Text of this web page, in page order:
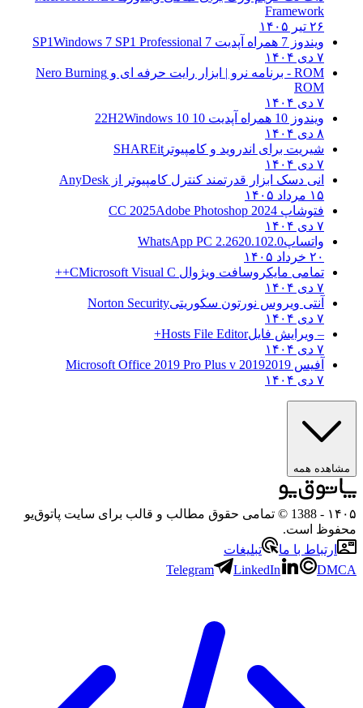
Framework
۲۶ تیر ۱۴۰۵
ویندوز 7 همراه آپدیت 7 SP1
Windows 7 SP1 Professional
۷ دی ۱۴۰۴
ROM - برنامه نرو | ابزار رایت حرفه ای و
Nero Burning
ROM
۷ دی ۱۴۰۴
ویندوز 10 همراه آپدیت 10 22H2
Windows 10
۸ دی ۱۴۰۴
شیریت برای اندروید و کامپیوتر SHAREit
۷ دی ۱۴۰۴
انی دسک ابزار قدرتمند کنترل کامپیوتر از AnyDesk
۱۵ مرداد ۱۴۰۵
فتوشاپ CC 2025 Adobe Photoshop 2024
۷ دی ۱۴۰۴
واتساپWhatsApp PC 2.2620.102.0
۲۰ خرداد ۱۴۰۵
تمامی مایکروسافت ویژوال C Microsoft Visual C++
۷ دی ۱۴۰۴
آنتی ویروس نورتون سکوریتیNorton Security
۷ دی ۱۴۰۴
– ویرایش فایلHosts File Editor+
۷ دی ۱۴۰۴
آفیس 2019 2019 Microsoft Office 2019 Pro Plus v
۷ دی ۱۴۰۴
مشاهده همه
۱۴۰۵
- 1388 © تمامی حقوق مطالب و قالب برای سایت پاتوق‌یو
محفوظ است.
ارتباط با ما
تبلیغات
Telegram
LinkedIn DMCA